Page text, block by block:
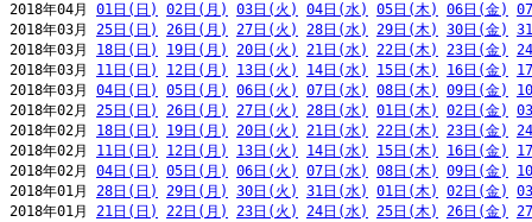
2018年04月 01日(日) 02日(月) 03日(火) 04日(水) 05日(木) 06日(金)
2018年03月 25日(日) 26日(月) 27日(火) 28日(水) 29日(木) 30日(金)
2018年03月 18日(日) 19日(月) 20日(火) 21日(水) 22日(木) 23日(金)
2018年03月 11日(日) 12日(月) 13日(火) 14日(水) 15日(木) 16日(金)
2018年03月 04日(日) 05日(月) 06日(火) 07日(水) 08日(木) 09日(金)
2018年02月 25日(日) 26日(月) 27日(火) 28日(水) 01日(木) 02日(金)
2018年02月 18日(日) 19日(月) 20日(火) 21日(水) 22日(木) 23日(金)
2018年02月 11日(日) 12日(月) 13日(火) 14日(水) 15日(木) 16日(金)
2018年02月 04日(日) 05日(月) 06日(火) 07日(水) 08日(木) 09日(金)
2018年01月 28日(日) 29日(月) 30日(火) 31日(水) 01日(木) 02日(金)
2018年01月 21日(日) 22日(月) 23日(火) 24日(水) 25日(木) 26日(金)